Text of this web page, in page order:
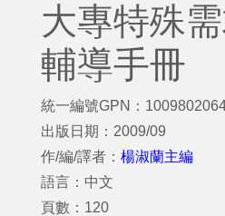
大專特殊
輔導手冊
統一編號GPN：
出版日期：2009/09
作/編/譯者： 楊淑蘭主編
語言：中文
頁數：120